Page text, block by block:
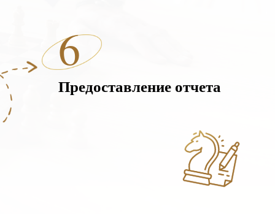
Предоставление отчета
6